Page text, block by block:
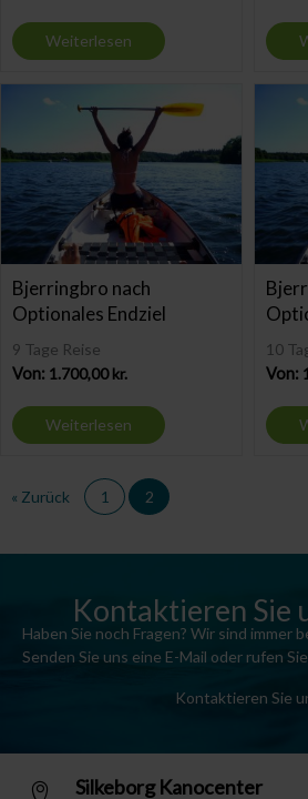
Weiterlesen
Bjerringbro nach
Optionales Endziel
9 Tage Reise
Von: 1.700,00kr.
Weiterlesen
10
Von:
« Zurück 1 2
Kontaktieren Sie
Haben Sie noch Fragen? Wir sind immer
Senden Sie uns eine E-Mail oder rufen
Kontaktieren Sie
Silkeborg Kanocenter